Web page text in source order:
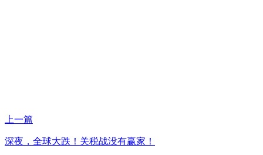
上一篇
深夜，全球大跌！关税战没有赢家！